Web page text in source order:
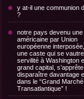
y at-il une communion
?
notre pays devenu une
américaine par Union
européenne
une caste qui se
servilité à Washington
grand capital,
disparaître davantage
dans le “Grand Marché
Transatlantique” !